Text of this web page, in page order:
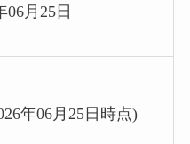
06月25日
年06月25日時点)